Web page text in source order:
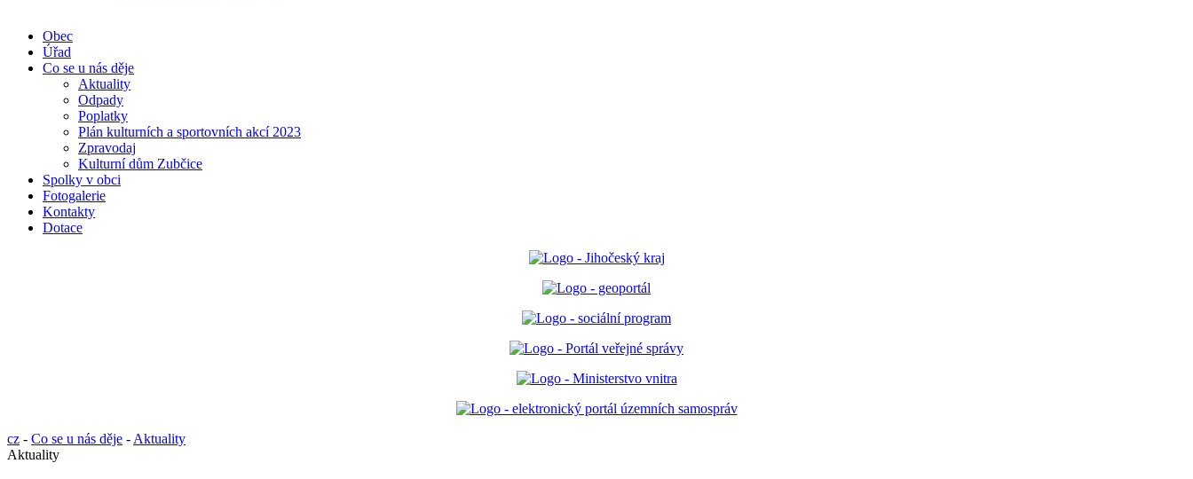
Obec
Úřad
Co se u nás děje
Aktuality
Odpady
Poplatky
Plán kulturních a sportovních akcí 2023
Zpravodaj
Kulturní dům Zubčice
Spolky v obci
Fotogalerie
Kontakty
Dotace
cz - Co se u nás děje - Aktuality
Aktuality